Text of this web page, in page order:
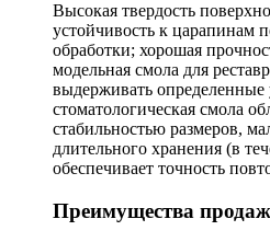
Высокая твердость
устойчивость к царапинам
обработки; хорошая
модельная смола для
выдерживать определенные
стоматологическая смола
стабильностью размеров,
длительного хранения (в
обеспечивает точность
Преимущества